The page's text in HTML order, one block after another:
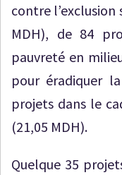
contre l’exclusion
MDH), de 84
pauvreté en
pour éradiquer
projets dans le
(21,05 MDH).
Quelque 35